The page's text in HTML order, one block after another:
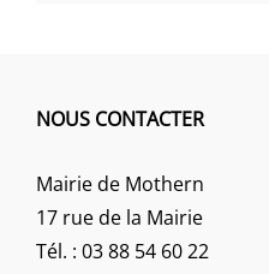
NOUS CONTACTER
Mairie de Mothern
17 rue de la Mairie
Tél. : 03 88 54 60 22